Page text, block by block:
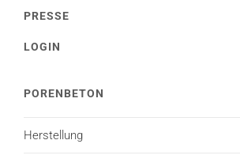
PRESSE
LOGIN
PORENBETON
Herstellung